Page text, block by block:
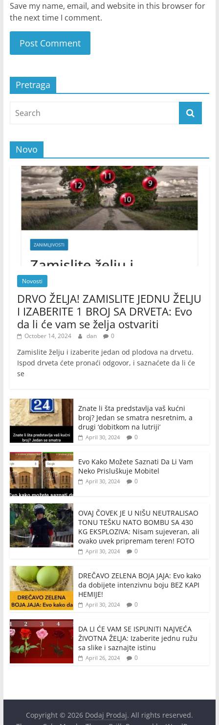
Save my name, email, and website in this browser for
the next time I comment.
Pretraga
Novo
Novosti
DRVO ŽELJA! ZAMISLITE JEDNU ŽELJU
I IZABERITE 1 BROJ SA DRVETA: Evo
da li će vam se želja ostvariti
October 14, 2024 dan 0
Zamislite želju i izaberite jedan od plodova na drvetu.
Ispod drveta ćete pronaći odgovor, i saznaćete da li će
se
Znate li šta predstavlja vaš kućni
broj? Jedan se smatra nesretnim, a
drugi ‘dobitkom na lutriji’
April 30, 2024 0
Evo Kako Možete Saznati Da Li Vam
Neko Prisluškuje Mobitel
April 30, 2024 0
OVAJ ČOVEK JE U NIŠU NEUTRALISAO
TONU TEŠKU NATO BOMBU SA 430
KG EKSPLOZIVA: Nisam sujeveran, ali
ovako uvek pripremam teren! FOTO
April 30, 2024 0
DREČAVO ZELENA BOJA JAJA: Evo kako
da dobijete intenzivnu boju BEZ KAPI
HEMIJE!
April 30, 2024 0
DA LI ĆE VAM SE ISPUNITI NAJVEĆA
ŽIVOTNA ŽELJA: Izaberite jednu ružu
sa slike i saznajte istinu
April 26, 2024 0
Copyright © 2026 Dodaj Prodaj. All rights reserved.